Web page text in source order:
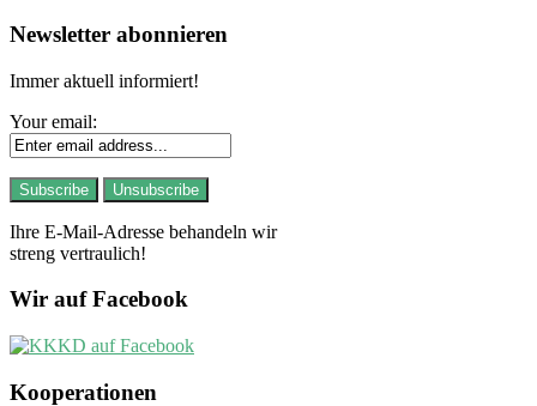
Newsletter abonnieren
Immer aktuell informiert!
Your email:
Ihre E-Mail-Adresse behandeln wir
streng vertraulich!
Wir auf Facebook
Kooperationen